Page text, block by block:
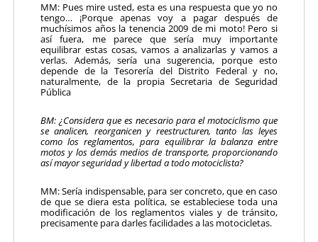
MM: Pues mire usted, esta es una respuesta que yo no
tengo… ¡Porque apenas voy a pagar después de
muchísimos años la tenencia 2009 de mi moto! Pero si
así fuera, me parece que sería muy importante
equilibrar estas cosas, vamos a analizarlas y vamos a
verlas. Además, sería una sugerencia, porque esto
depende de la Tesorería del Distrito Federal y no,
naturalmente, de la propia Secretaria de Seguridad
Pública
BM: ¿Considera que es necesario para el motociclismo que
se analicen, reorganicen y reestructuren, tanto las leyes
como los reglamentos, para equilibrar la balanza entre
motos y los demás medios de transporte, proporcionando
así mayor seguridad y libertad a todo motociclista?
MM: Sería indispensable, para ser concreto, que en caso
de que se diera esta política, se estableciese toda una
modificación de los reglamentos viales y de tránsito,
precisamente para darles facilidades a las motocicletas.